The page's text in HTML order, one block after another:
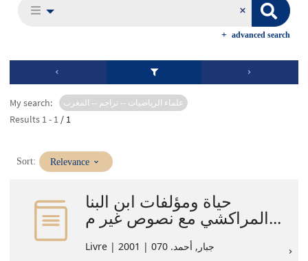
advanced search
My search: علماء الرياضيات -- تراجم -- المغرب
Results 1 - 1 / 1
Sort: (Immediate
update)
Relevance
حياة ومؤلفات ابن البنا
المراكشي مع نصوص غير م...
Livre | جبار‏, ‏أحمد‏. ‏070 | 2001